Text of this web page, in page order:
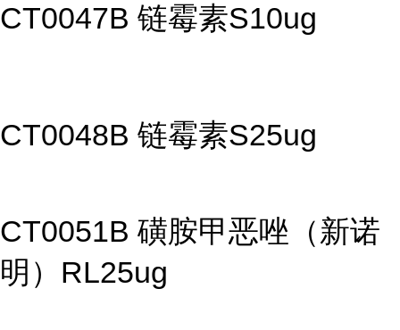
CT0047B 链霉素S10ug
CT0048B 链霉素S25ug
CT0051B 磺胺甲恶唑（新诺
明）RL25ug